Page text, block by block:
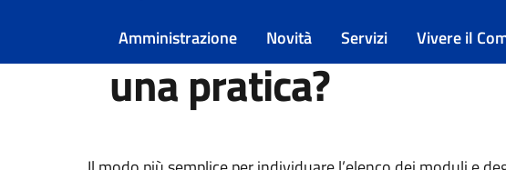
Amministrazione Novità Servizi Vivere il
Dove trovo i moduli
una pratica?